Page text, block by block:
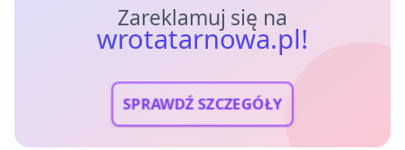
Zareklamuj się na
wrotatarnowa.pl!
SPRAWDŹ SZCZEGÓŁY